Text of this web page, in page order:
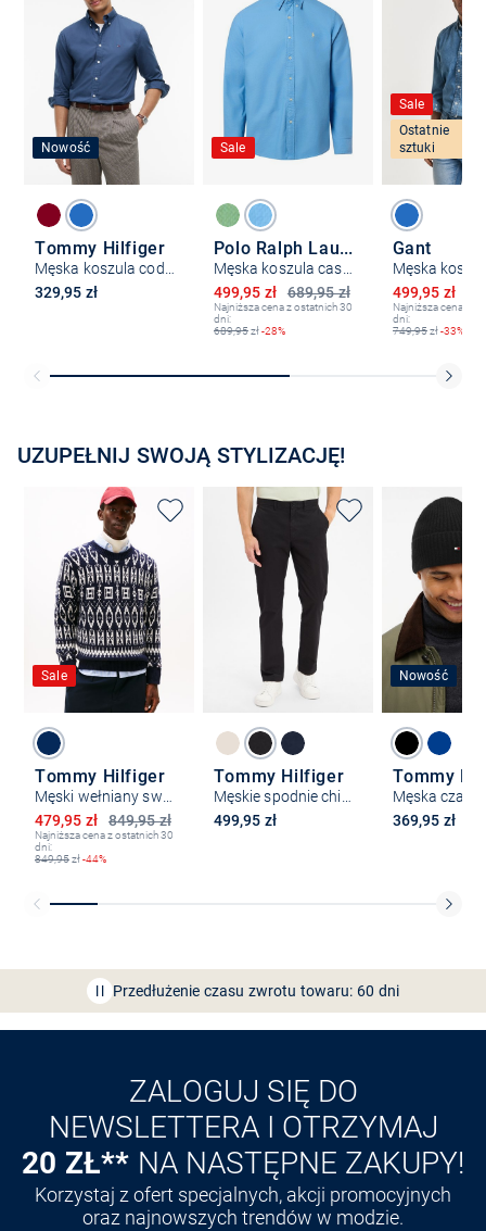
Nowość
Tommy Hilfiger
329,95 zł
Sale
Polo Ralph Lauren
689,95 zł
Obniżona cena
499,95 zł
Najniższa cena z ostatnich 30
dni:
689,95zł-28%
Sale
Ostatnie
sztuki
Gant
Obniżona
499,95 zł
Najniższa cena z
dni:
749,95zł-33%
UZUPEŁNIJ SWOJĄ STYLIZACJĘ!
Sale
Tommy Hilfiger
Męski wełniany sweter
849,95 zł
Obniżona cena
479,95 zł
Najniższa cena z ostatnich 30
dni:
849,95zł-44%
Tommy Hilfiger
Męskie spodnie chino - Denton
499,95 zł
Nowość
Tommy
369,95 zł
Przedłużenie czasu zwrotu towaru: 60 dni
Odkryj aplikację VANGRAAF
ZALOGUJ SIĘ DO
NEWSLETTERA I OTRZYMAJ
20 ZŁ** NA NASTĘPNE ZAKUPY!
Korzystaj z ofert specjalnych, akcji promocyjnych
oraz najnowszych trendów w modzie.